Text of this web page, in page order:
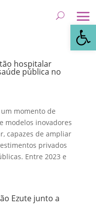
hospitalar
pública no
momento de
modelos inovadores
capazes de ampliar
privados
Entre 2023 e
Ezute junto a
Abrir